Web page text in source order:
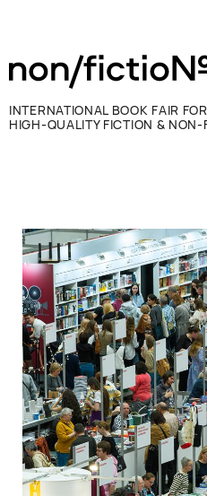
INTERNATIONAL BOOK FAIR FOR
HIGH-QUALITY FICTION & NON-
访客须知
新闻媒体
联系方式
ВКОНТАКТЕ TELEGRAM
RUSSIAN ENGLISH